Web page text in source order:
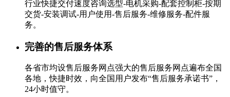
行业快捷交付速度咨询选型-电机采购-配套控制柜-按期
交货-安装调试-用户使用-售后服务-维修服务-配件服
务。
完善的售后服务体系
各省市均设售后服务网点强大的售后服务网点遍布全国
各地，快捷时效，向全国用户发布“售后服务承诺书”，
24小时值守。